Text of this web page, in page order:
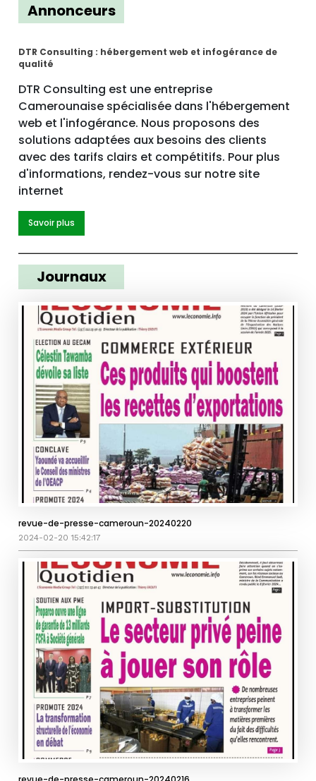
Annonceurs
DTR Consulting : hébergement web et infogérance de
qualité
DTR Consulting est une entreprise
Camerounaise spécialisée dans l'hébergement
web et l'infogérance. Nous proposons des
solutions adaptées aux besoins des clients
avec des tarifs clairs et compétitifs. Pour plus
d'informations, rendez-vous sur notre site
internet
Savoir plus
Journaux
revue-de-presse-cameroun-20240220
2024-02-20 15:42:17